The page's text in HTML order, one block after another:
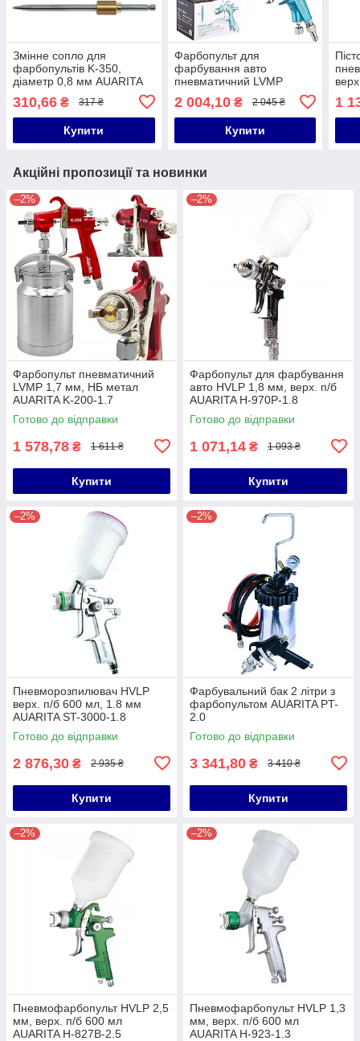
Змінне сопло для
фарбопультів K-350,
діаметр 0,8 мм AUARITA
310,66 ₴ 317 ₴
Купити
Фарбопульт для
фарбування авто
пневматичний LVMP
верх.пласт.бачок 250 мл,
форсунка-1,0 мм AUARITA
2 004,10₴ 2 045 ₴
Купити
1
Акційні пропозиції та новинки
–2%
Фарбопульт пневматичний
LVMP 1,7 мм, НБ метал
AUARITA K-200-1.7
Готово до відправки
1 578,78 ₴ 1 611 ₴
Купити
–2%
Фарбопульт для фарбування
авто HVLP 1,8 мм, верх. п/б
AUARITA H-970P-1.8
Готово до відправки
1 071,14 ₴ 1 093 ₴
Купити
–2%
Пневморозпилювач HVLP
верх. п/б 600 мл, 1.8 мм
AUARITA ST-3000-1.8
Готово до відправки
2 876,30 ₴ 2 935 ₴
Купити
–2%
Фарбувальний бак 2 літри з
фарбопультом AUARITA PT-
2.0
Готово до відправки
3 341,80 ₴ 3 410 ₴
Купити
–2%
Пневмофарбопульт HVLP 2,5
мм, верх. п/б 600 мл
AUARITA H-827B-2.5
–2%
Пневмофарбопульт HVLP 1,3
мм, верх. п/б 600 мл
AUARITA H-923-1.3